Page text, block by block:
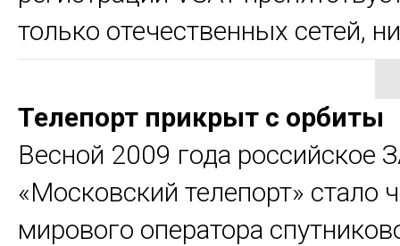
только отечественных сетей,
Телепорт прикрыт с орбиты
Весной 2009 года российское
«Московский телепорт» стало
мирового оператора